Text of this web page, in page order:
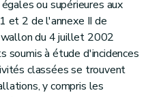
ou supérieures aux
et 2 de l'annexe II de
du 4 juillet 2002
à étude d'incidences
classées se trouvent
y compris les